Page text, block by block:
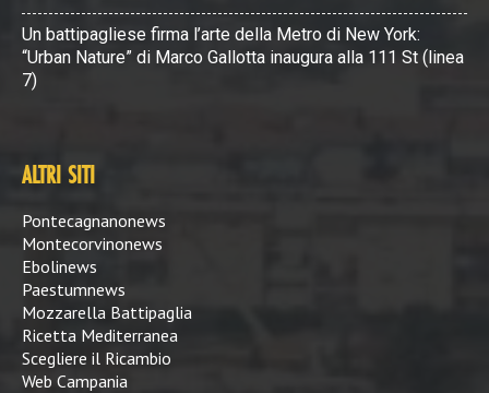
Un battipagliese firma l’arte della Metro di New York:
“Urban Nature” di Marco Gallotta inaugura alla 111 St (linea
7)
ALTRI SITI
Pontecagnanonews
Montecorvinonews
Ebolinews
Paestumnews
Mozzarella Battipaglia
Ricetta Mediterranea
Scegliere il Ricambio
Web Campania